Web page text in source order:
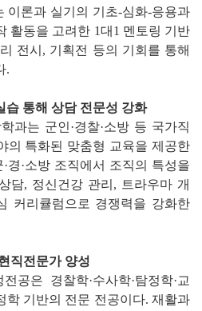
이론과 실기의 기초-심화-응용과
활동을 고려한 1대1 멘토링 기반
전시, 기획전 등의 기회를 통해
.
습 통해 상담 전문성 강화
과는 군인·경찰·소방 등 국가직
의 특화된 맞춤형 교육을 제공한
경·소방 조직에서 조직의 특성을
담, 정신건강 관리, 트라우마 개
커리큘럼으로 경쟁력을 강화한
직전문가 양성
공은 경찰학·수사학·탐정학·교
학 기반의 전문 전공이다. 재활과